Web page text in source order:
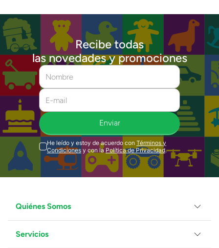
Recibe todas
las novedades y promociones
Enviar
He leído y estoy de acuerdo con Términos y
Condiciones y con la Política de Privacidad.
Quiénes Somos
Grupo Juguetron
Servicios